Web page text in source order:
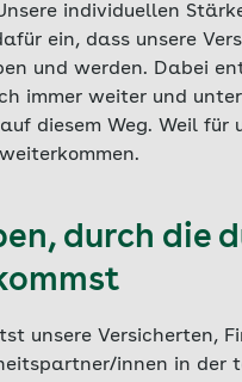
individuellen
ein, dass unsere
und werden. Dabei
immer weiter und
diesem Weg. Weil für
durch die
unsere Versicherten,
innen in der